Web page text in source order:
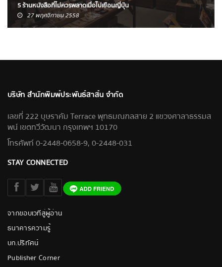
5 ร้านหนังสือที่ไม่ควรพลาดเมื่อไปเยือนญี่ปุ่น
27 พฤศจิกายน 2558
บริษัท สำนักพิมพ์ประพันธ์สาส์น จำกัด
เลขที่ 222 บุษราคัม Terrace พุทธมณฑลสาย 2 แขวงศาลาธรรมส
พน์ เขตทวีวัฒนา กรุงเทพฯ 10170
โทรศัพท์ 0-2448-0658-9, 0-2448-031
STAY CONNECTED
จากขอบเวทีสู่ผู้อ่าน
ธนาคารความรู้
บก.ปริทัศน์
Publisher Corner